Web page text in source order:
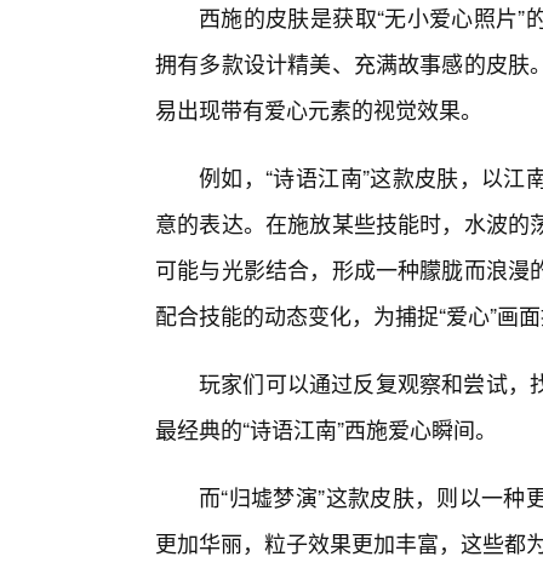
西施的皮肤是获取“无小爱心照片
拥有多款设计精美、充满故事感的皮
易出现带有爱心元素的视觉效果。
例如，“诗语江南”这款皮肤，以
意的表达。在施放某些技能时，水波
可能与光影结合，形成一种朦胧而浪
配合技能的动态变化，为捕捉“爱心”画
玩家们可以通过反复观察和尝试，
最经典的“诗语江南”西施爱心瞬间。
而“归墟梦演”这款皮肤，则以一
更加华丽，粒子效果更加丰富，这些都